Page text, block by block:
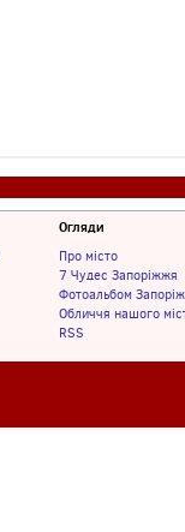
Огляди
Про місто
7 Чудес Запоріжжя
Фотоальбом
Обличчя нашого
RSS